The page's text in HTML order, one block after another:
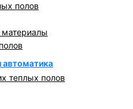
полов
автоматика
теплых полов